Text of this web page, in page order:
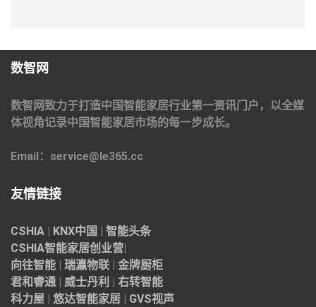
数智网
数智网致力于打造中国智能家居行业第一资讯门户，以全媒
体视角记录中国智能家居市场的每一步成长。
Email：service@le365.cc
友情链接
CSHIA KNX中国
智能头条
CSHIA智能家居创业营
向往智能
瑞瀛物联
金牌厨柜
君和睿通
威士丹利
右转智能
科力屋
悠达智能家居 GVS视声